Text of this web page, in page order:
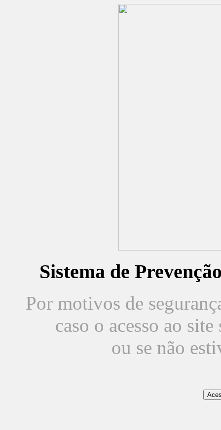
Sistema de
Por motivos de
caso o acesso ao
ou se não